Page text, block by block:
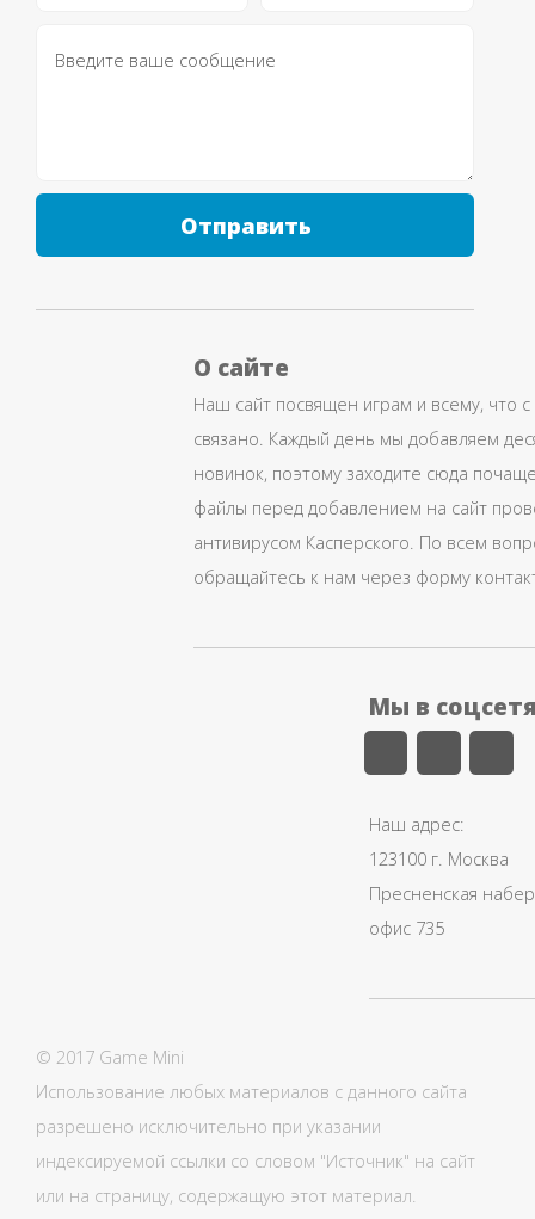
Отправить
О сайте
Наш сайт посвящен играм и всему, что
связано. Каждый день мы добавляем
новинок, поэтому заходите сюда
файлы перед добавлением на сайт
антивирусом Касперского. По всем
обращайтесь к нам через форму
Мы в
Наш адрес:
123100 г. Москва
Пресненская
офис 735
© 2017 Game Mini
Использование любых материалов с данного сайта
разрешено исключительно при указании
индексируемой ссылки со словом "Источник" на сайт
или на страницу, содержащую этот материал.